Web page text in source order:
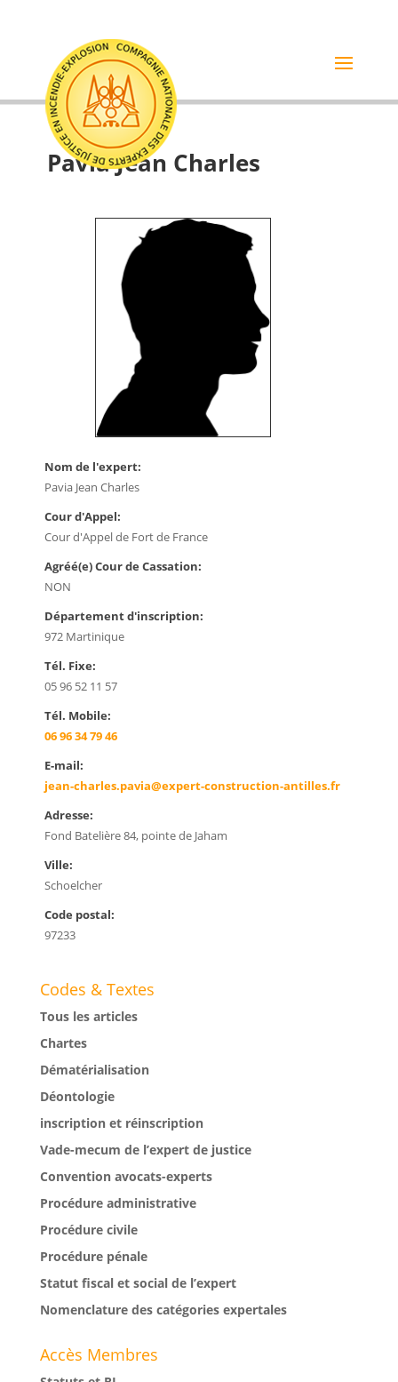
Pavia Jean Charles
Nom de l'expert:
Pavia Jean Charles
Cour d'Appel:
Cour d'Appel de Fort de France
Agréé(e) Cour de Cassation:
NON
Département d'inscription:
972 Martinique
Tél. Fixe:
05 96 52 11 57
Tél. Mobile:
06 96 34 79 46
E-mail:
jean-charles.pavia@expert-construction-antilles.fr
Adresse:
Fond Batelière 84, pointe de Jaham
Ville:
Schoelcher
Code postal:
97233
Codes & Textes
Tous les articles
Chartes
Dématérialisation
Déontologie
inscription et réinscription
Vade-mecum de l’expert de justice
Convention avocats-experts
Procédure administrative
Procédure civile
Procédure pénale
Statut fiscal et social de l’expert
Nomenclature des catégories expertales
Accès Membres